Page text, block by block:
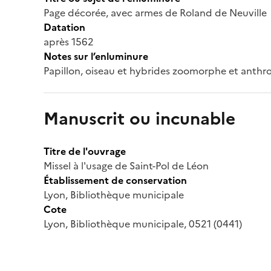
Page décorée, avec armes de Roland de Neuville
Datation
après 1562
Notes sur l’enluminure
Papillon, oiseau et hybrides zoomorphe et
Manuscrit ou incunable
Titre de l'ouvrage
Missel à l'usage de Saint-Pol de Léon
Établissement de conservation
Lyon, Bibliothèque municipale
Cote
Lyon, Bibliothèque municipale, 0521 (0441)